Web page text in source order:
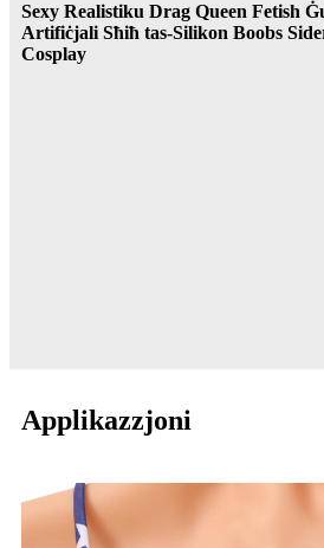
Sexy Realistiku Drag Queen Fetish
Artifiċjali Sħiħ tas-Silikon Boobs
Cosplay
Applikazzjoni